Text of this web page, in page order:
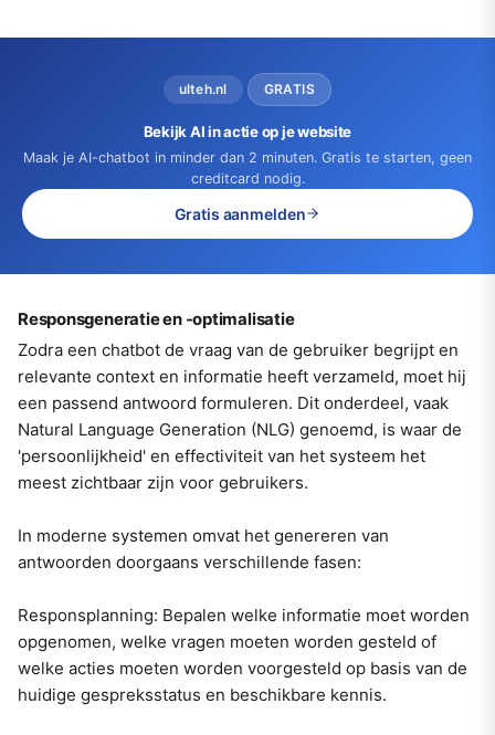
ulteh.nl GRATIS
Bekijk AI in actie op je website
Maak je AI-chatbot in minder dan 2 minuten. Gratis te starten, geen
creditcard nodig.
Gratis aanmelden
Responsgeneratie en -optimalisatie
Zodra een chatbot de vraag van de gebruiker begrijpt en
relevante context en informatie heeft verzameld, moet hij
een passend antwoord formuleren. Dit onderdeel, vaak
Natural Language Generation (NLG) genoemd, is waar de
'persoonlijkheid' en effectiviteit van het systeem het
meest zichtbaar zijn voor gebruikers.
In moderne systemen omvat het genereren van
antwoorden doorgaans verschillende fasen:
Responsplanning: Bepalen welke informatie moet worden
opgenomen, welke vragen moeten worden gesteld of
welke acties moeten worden voorgesteld op basis van de
huidige gespreksstatus en beschikbare kennis.